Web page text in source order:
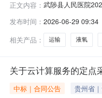
正文内容： 武陟县人民医院
20吨/月。（2）供
重，并经双方签字
发布时间： 2026-06-29 09:34
相关产品：
运输 液氧
关于云计算服务的定点
中标｜合同公告 贵州省